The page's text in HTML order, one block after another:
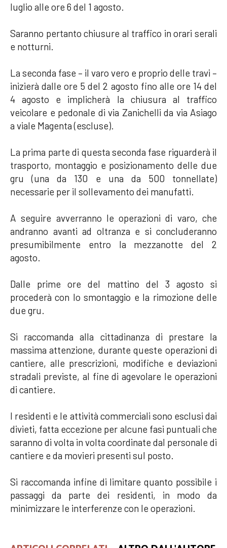
luglio alle ore 6 del 1 agosto.
Saranno pertanto chiusure al traffico in orari serali
e notturni.
La seconda fase – il varo vero e proprio delle travi –
inizierà dalle ore 5 del 2 agosto fino alle ore 14 del
4 agosto e implicherà la chiusura al traffico
veicolare e pedonale di via Zanichelli da via Asiago
a viale Magenta (escluse).
La prima parte di questa seconda fase riguarderà il
trasporto, montaggio e posizionamento delle due
gru (una da 130 e una da 500 tonnellate)
necessarie per il sollevamento dei manufatti.
A seguire avverranno le operazioni di varo, che
andranno avanti ad oltranza e si concluderanno
presumibilmente entro la mezzanotte del 2
agosto.
Dalle prime ore del mattino del 3 agosto si
procederà con lo smontaggio e la rimozione delle
due gru.
Si raccomanda alla cittadinanza di prestare la
massima attenzione, durante queste operazioni di
cantiere, alle prescrizioni, modifiche e deviazioni
stradali previste, al fine di agevolare le operazioni
di cantiere.
I residenti e le attività commerciali sono esclusi dai
divieti, fatta eccezione per alcune fasi puntuali che
saranno di volta in volta coordinate dal personale di
cantiere e da movieri presenti sul posto.
Si raccomanda infine di limitare quanto possibile i
passaggi da parte dei residenti, in modo da
minimizzare le interferenze con le operazioni.